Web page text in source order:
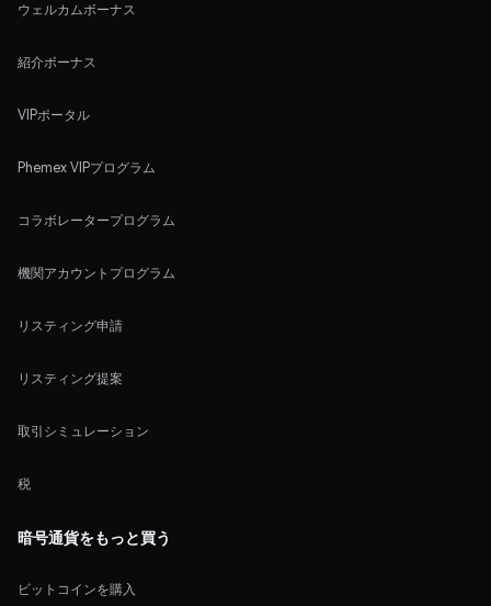
ウェルカムボーナス
紹介ボーナス
VIPポータル
Phemex VIPプログラム
コラボレータープログラム
機関アカウントプログラム
リスティング申請
リスティング提案
取引シミュレーション
税
暗号通貨をもっと買う
ビットコインを購入